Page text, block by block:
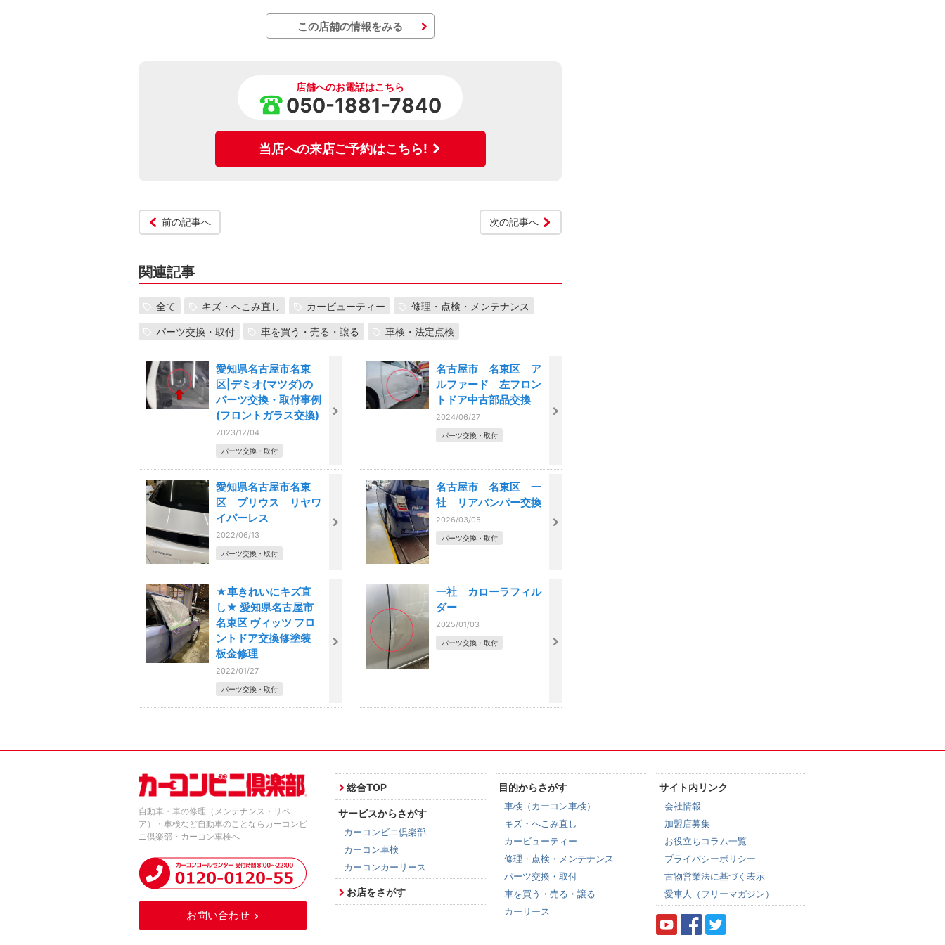
この店舗の情報をみる
店舗へのお電話はこちら
050-1881-7840
当店への来店ご予約はこちら!
前の記事へ 次の記事へ
関連記事
全て キズ・へこみ直し カービューティー 修理・点検・メンテナンス
パーツ交換・取付 車を買う・売る・譲る 車検・法定点検
愛知県名古屋市名東
区|デミオ(マツダ)の
パーツ交換・取付事例
(フロントガラス交換)
2023/12/04
パーツ交換・取付
名古屋市 名東区 ア
ルファード 左フロン
トドア中古部品交換
2024/06/27
パーツ交換・取付
愛知県名古屋市名東
区 プリウス リヤワ
イパーレス
2022/06/13
パーツ交換・取付
名古屋市 名東区 一
社 リアバンパー交換
2026/03/05
パーツ交換・取付
★車きれいにキズ直
し★ 愛知県名古屋市
名東区 ヴィッツ フロ
ントドア交換修塗装
板金修理
2022/01/27
パーツ交換・取付
一社 カローラフィル
ダー
2025/01/03
パーツ交換・取付
自動車・車の修理（メンテナンス・リペ
ア）・車検など自動車のことならカーコンビ
ニ倶楽部・カーコン車検へ
お問い合わせ
総合TOP
サービスからさがす
カーコンビニ倶楽部
カーコン車検
カーコンカーリース
お店をさがす
目的からさがす
車検（カーコン車検）
キズ・へこみ直し
カービューティー
修理・点検・メンテナンス
パーツ交換・取付
車を買う・売る・譲る
カーリース
サイト内リンク
会社情報
加盟店募集
お役立ちコラム一覧
プライバシーポリシー
古物営業法に基づく表示
愛車人（フリーマガジン）